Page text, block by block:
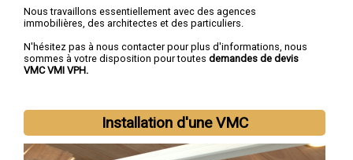
Nous travaillons essentiellement avec des agences
immobilières, des architectes et des particuliers.
N'hésitez pas à nous contacter pour plus d'informations, nous
sommes à votre disposition pour toutes demandes de devis
VMC VMI VPH.
Installation d'une VMC